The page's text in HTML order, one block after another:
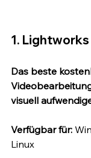
1. Lightworks
Das beste
visuell
Verfügbar für:
Linux